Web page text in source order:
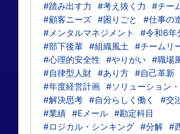
#踏み出す力
#考え抜く力
#チー
#顧客ニーズ #困りごと
#仕事の
#メンタルマネジメント
#令和6年
#部下後輩 #組織風土
#チームリ
#心理的安全性
#やりがい #職場
#自律型人財 #あり方 #自己革新
#年度経営計画 #ソリューション
#解決思考 #自分らしく働く #交
#業績 #Eメール #勘定科目
#ロジカル・シンキング #分解 #